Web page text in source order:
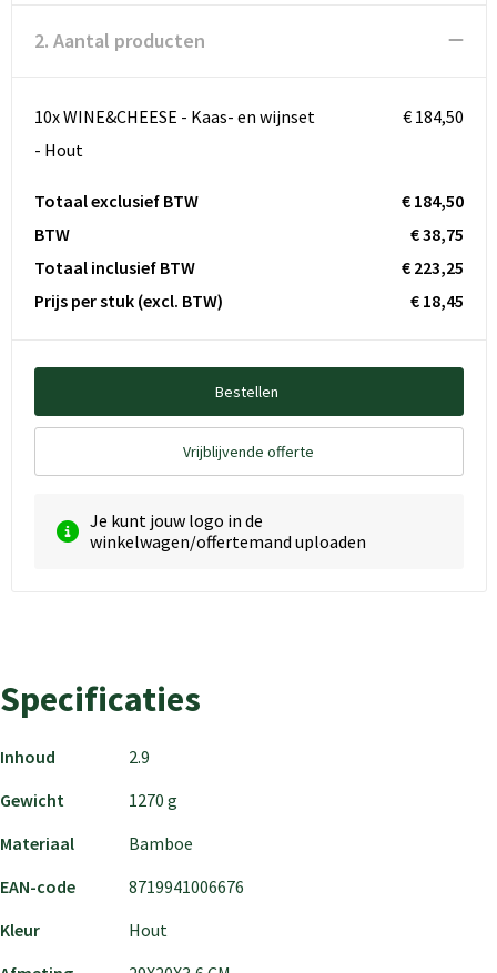
2. Aantal producten
10x WINE&CHEESE - Kaas- en wijnset
- Hout
€ 184,50
Totaal exclusief BTW
€ 184,50
BTW
€ 38,75
Totaal inclusief BTW
€ 223,25
Prijs per stuk (excl. BTW) € 18,45
Bestellen
Vrijblijvende offerte
Je kunt jouw logo in de
winkelwagen/offertemand uploaden
Specificaties
Inhoud
2.9
Gewicht
1270 g
Materiaal
Bamboe
EAN-code
8719941006676
Kleur
Hout